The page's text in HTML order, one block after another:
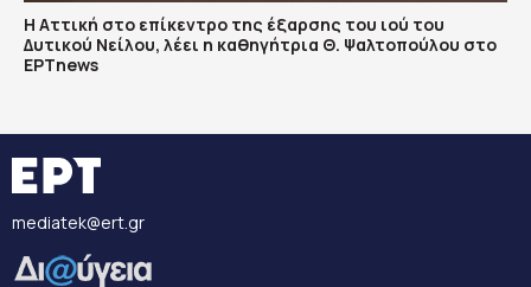
Η Αττική στο επίκεντρο της έξαρσης του ιού του
Δυτικού Νείλου, λέει η καθηγήτρια Θ. Ψαλτοπούλου στο
ΕΡΤnews
mediatek@ert.gr